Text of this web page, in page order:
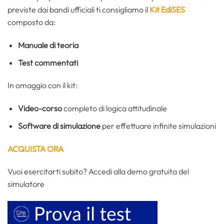
previste dai bandi ufficiali ti consigliamo il Kit EdiSES
composto da:
Manuale di teoria
Test commentati
In omaggio con il kit:
Video-corsocompleto di logica attitudinale
Software di simulazioneper effettuare infinite simulazioni
ACQUISTA ORA
Vuoi esercitarti subito? Accedi alla demo gratuita del
simulatore